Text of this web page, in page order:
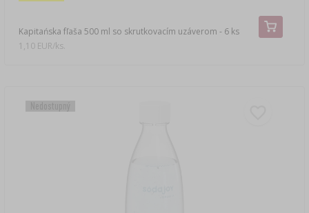
Kapitańska fľaša 500 ml so skrutkovacím uzáverom - 6 ks
1,10 EUR/ks.